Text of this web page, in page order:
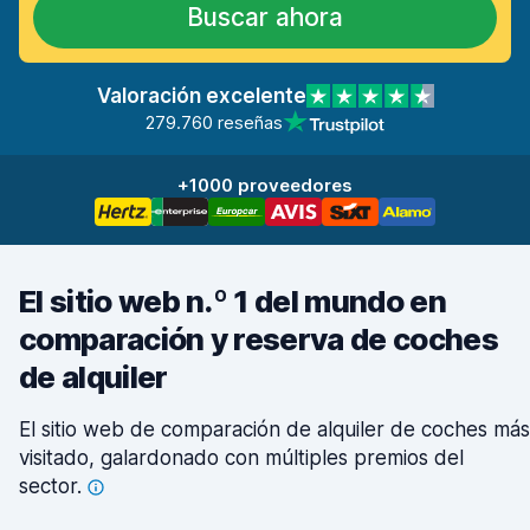
Buscar ahora
Valoración excelente
279.760 reseñas
+1000 proveedores
El sitio web n.º 1 del mundo en
comparación y reserva de coches
de alquiler
El sitio web de comparación de alquiler de coches más
visitado, galardonado con múltiples premios del
sector.